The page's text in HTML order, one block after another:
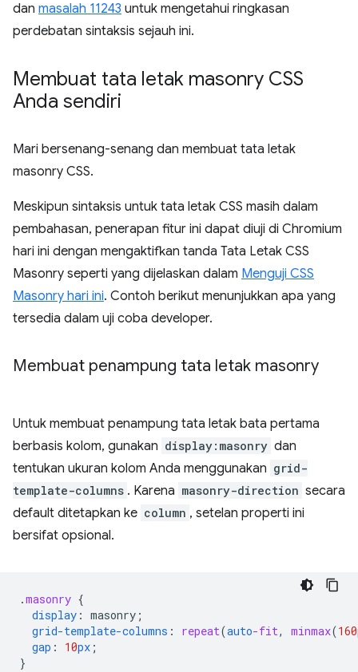
dan masalah 11243 untuk mengetahui ringkasan
perdebatan sintaksis sejauh ini.
Membuat tata letak masonry CSS
Anda sendiri
Mari bersenang-senang dan membuat tata letak
masonry CSS.
Meskipun sintaksis untuk tata letak CSS masih dalam
pembahasan, penerapan fitur ini dapat diuji di Chromium
hari ini dengan mengaktifkan tanda Tata Letak CSS
Masonry seperti yang dijelaskan dalam Menguji CSS
Masonry hari ini. Contoh berikut menunjukkan apa yang
tersedia dalam uji coba developer.
Membuat penampung tata letak masonry
Untuk membuat penampung tata letak bata pertama
berbasis kolom, gunakan display:masonry dan
tentukan ukuran kolom Anda menggunakan grid-
template-columns . Karena masonry-direction secara
default ditetapkan ke column , setelan properti ini
bersifat opsional.
.masonry {
display : masonry ;
grid-template-columns : repeat(auto-fit, minmax(160
gap : 10px ;
}